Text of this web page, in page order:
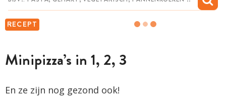
RECEPT
Minipizza’s in 1, 2, 3
En ze zijn nog gezond ook!
MIJN BEWAARDE RECEPTEN